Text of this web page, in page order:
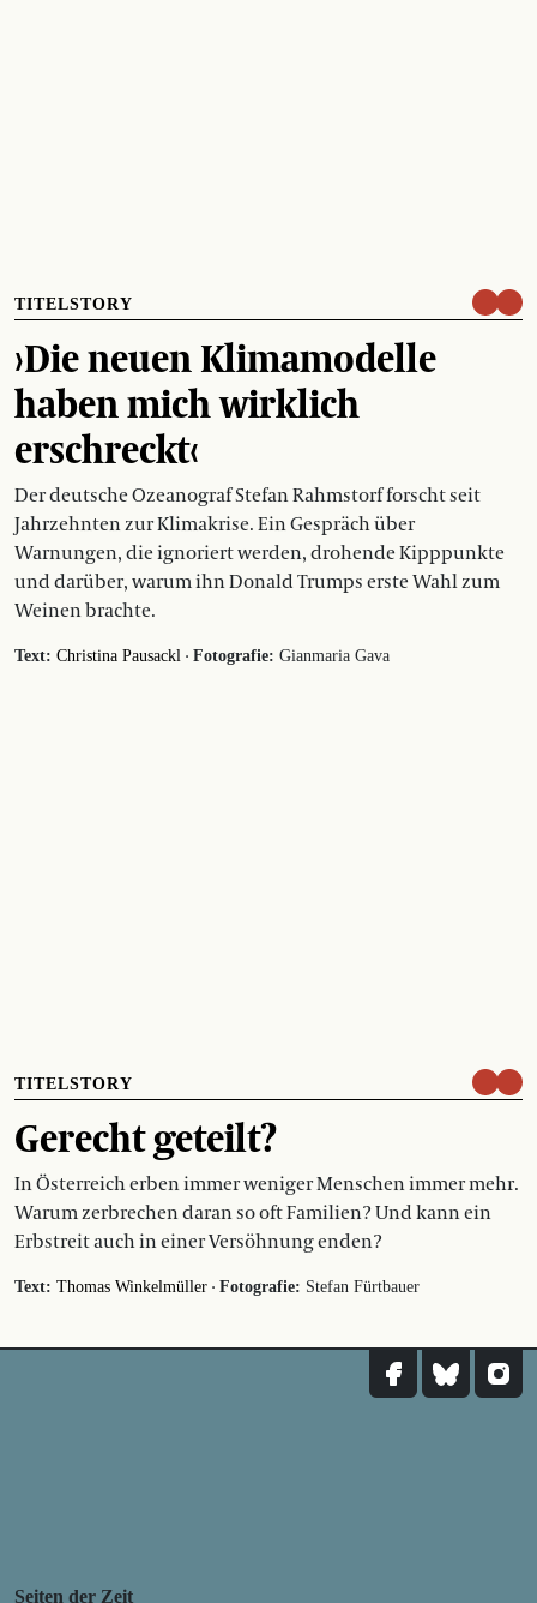
TITELSTORY
›Die neuen Klimamodelle
haben mich wirklich
erschreckt‹
Der deutsche Ozeanograf Stefan Rahmstorf forscht seit
Jahrzehnten zur Klimakrise. Ein Gespräch über
Warnungen, die ignoriert werden, drohende Kipppunkte
und darüber, warum ihn Donald Trumps erste Wahl zum
Weinen brachte.
Text: Christina Pausackl · Fotografie: Gianmaria Gava
TITELSTORY
Gerecht geteilt?
In Österreich erben immer weniger Menschen immer mehr.
Warum zerbrechen daran so oft Familien? Und kann ein
Erbstreit auch in einer Versöhnung enden?
Text: Thomas Winkelmüller · Fotografie: Stefan Fürtbauer
Seiten der Zeit